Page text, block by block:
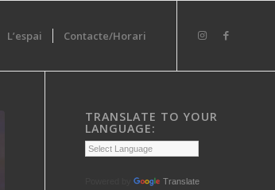
L’espai Contacte/Horari
TRANSLATE TO YOUR
LANGUAGE:
Translate